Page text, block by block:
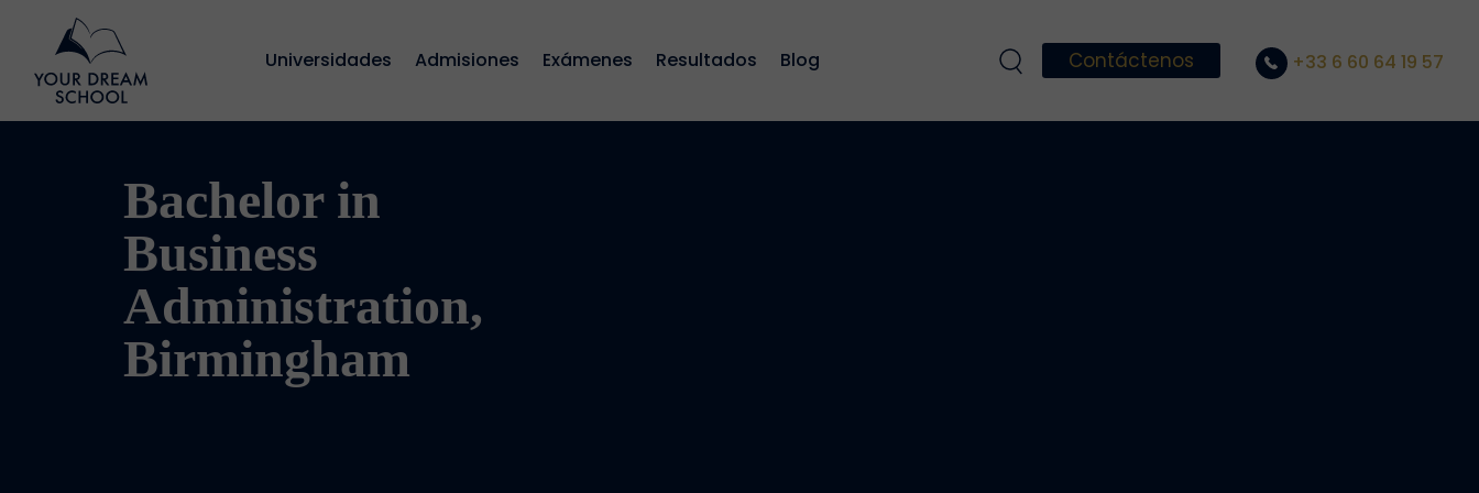
Universidades Admisiones Exámenes Resultados Blog Contáctenos +33 6 60 64 19 57
Bachelor in
Business
Administration,
Birmingham